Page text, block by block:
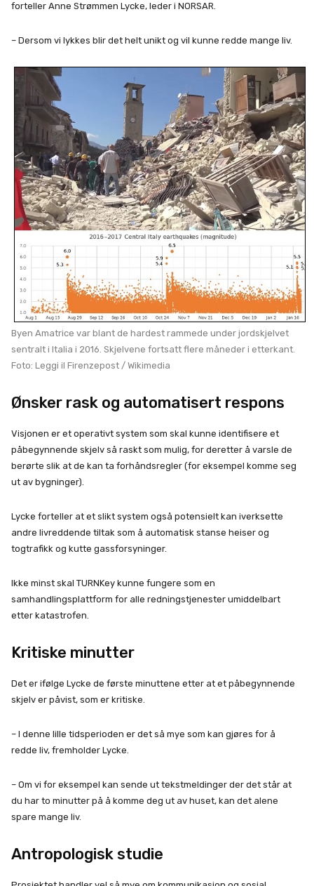
forteller Anne Strømmen Lycke, leder i NORSAR.
– Dersom vi lykkes blir det helt unikt og vil kunne redde mange liv.
Byen Amatrice var blant de hardest rammede under jordskjelvet
sentralt i Italia i 2016. Skjelvene fortsatt flere måneder i etterkant.
Foto: Leggi il Firenzepost / Wikimedia
Ønsker rask og automatisert respons
Visjonen er et operativt system som skal kunne identifisere et
påbegynnende skjelv så raskt som mulig, for deretter å varsle de
berørte slik at de kan ta forhåndsregler (for eksempel komme seg
ut av bygninger).
Lycke forteller at et slikt system også potensielt kan iverksette
andre livreddende tiltak som å automatisk stanse heiser og
togtrafikk og kutte gassforsyninger.
Ikke minst skal TURNKey kunne fungere som en
samhandlingsplattform for alle redningstjenester umiddelbart
etter katastrofen.
Kritiske minutter
Det er ifølge Lycke de første minuttene etter at et påbegynnende
skjelv er påvist, som er kritiske.
– I denne lille tidsperioden er det så mye som kan gjøres for å
redde liv, fremholder Lycke.
– Om vi for eksempel kan sende ut tekstmeldinger der det står at
du har to minutter på å komme deg ut av huset, kan det alene
spare mange liv.
Antropologisk studie